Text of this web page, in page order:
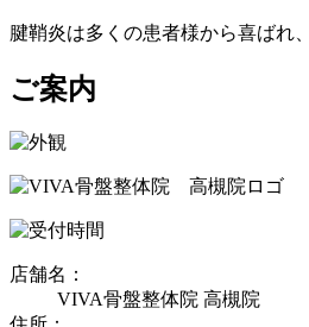
腱鞘炎は多くの患者様から喜ばれ
ご案内
店舗名：
VIVA骨盤整体院 高槻院